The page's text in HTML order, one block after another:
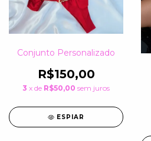
Conjunto Personalizado
R$150,00
3 x de R$50,00 sem juros
ESPIAR